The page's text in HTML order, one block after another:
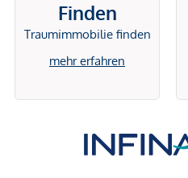
Finden
Traumimmobilie finden
mehr erfahren